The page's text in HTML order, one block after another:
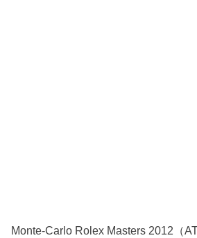
Monte-Carlo Rolex Masters 2012（